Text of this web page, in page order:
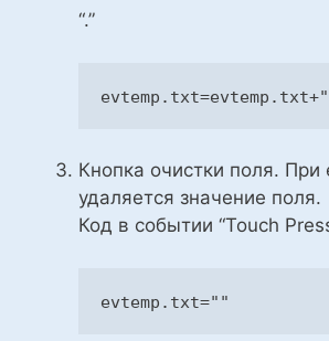
“.”
evtemp.txt=evtemp.txt+
Кнопка очистки поля. При
удаляется значение поля.
Код в событии “Touch
evtemp.txt=""